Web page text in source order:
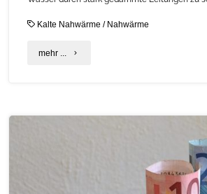
Kalte Nahwärme / Nahwärme
mehr ... "C.A.R.M.E.N.-